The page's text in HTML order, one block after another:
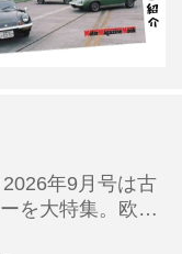
2026年9月号は古
を大特集。欧州